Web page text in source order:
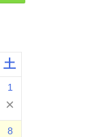
土
1
×
8